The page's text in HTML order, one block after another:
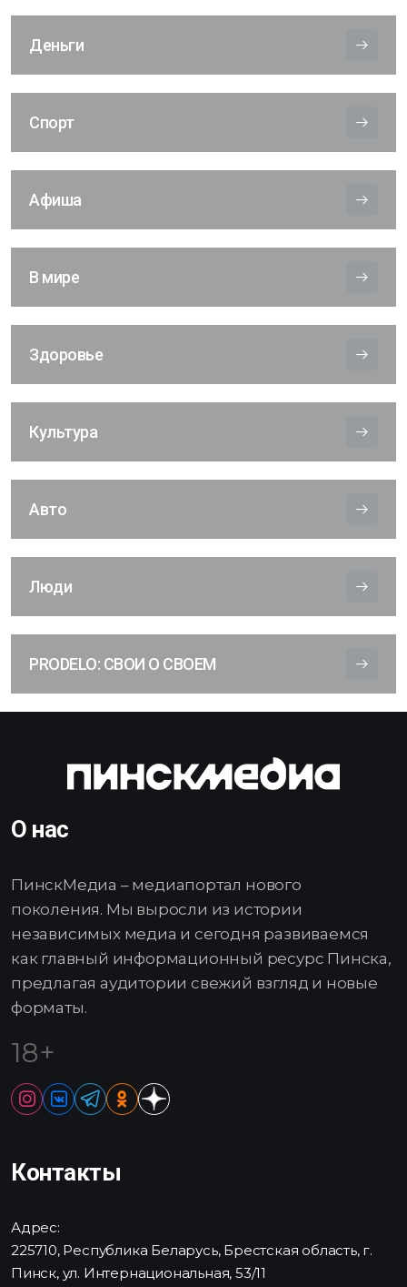
Деньги
Спорт
Афиша
В мире
Здоровье
Культура
Авто
Люди
PRODELO: СВОИ О СВОЕМ
О нас
ПинскМедиа – медиапортал нового
поколения. Мы выросли из истории
независимых медиа и сегодня развиваемся
как главный информационный ресурс Пинска,
предлагая аудитории свежий взгляд и новые
форматы.
18+
Контакты
Адрес:
225710, Республика Беларусь, Брестская область, г.
Пинск, ул. Интернациональная, 53/11